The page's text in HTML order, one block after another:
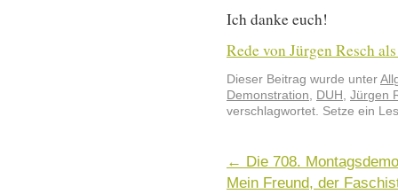
Ich danke euch!
Rede von Jürgen Resch
Dieser Beitrag wurde unter
Demonstration
DUH
Jürgen
verschlagwortet. Setze ein
← Die 708.
Mein Freund, der